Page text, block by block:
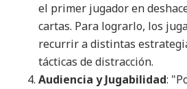
el primer jugador en
cartas. Para lograrlo, los
recurrir a distintas
tácticas de distracción.
Audiencia y Jugabilidad: